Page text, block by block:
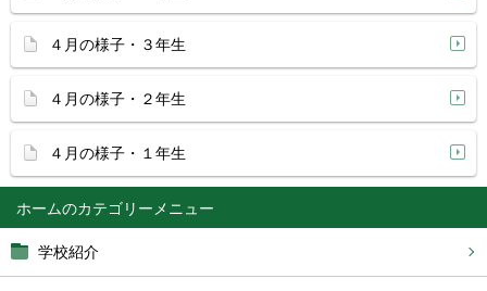
ホーム
学校紹介
４月の様子・３年生
４月の様子・２年生
４月の様子・１年生